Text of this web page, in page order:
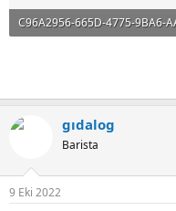
gıdalog
Barista
9 Eki 2022